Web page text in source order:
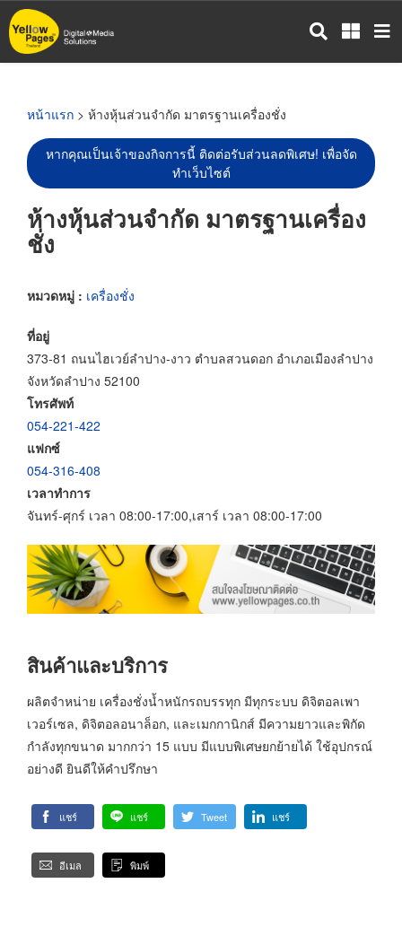
ข้าม
ไป
หน้าแรก > ห้างหุ้นส่วนจำกัด มาตรฐานเครื่องชั่ง
หากคุณเป็นเจ้าของกิจการนี้ ติดต่อรับส่วนลดพิเศษ! เพื่อจัด
ทำเว็บไซต์
ห้างหุ้นส่วนจำกัด มาตรฐานเครื่อง
ชั่ง
หมวดหมู่ : เครื่องชั่ง
ที่อยู่
373-81 ถนนไฮเวย์ลำปาง-งาว ตำบลสวนดอก อำเภอเมืองลำปาง
จังหวัดลำปาง 52100
โทรศัพท์
054-221-422
แฟกซ์
054-316-408
เวลาทำการ
จันทร์-ศุกร์ เวลา 08:00-17:00,เสาร์ เวลา 08:00-17:00
สินค้าและบริการ
ผลิตจำหน่าย เครื่องชั่งน้ำหนักรถบรรทุก มีทุกระบบ ดิจิตอลเพา
เวอร์เซล, ดิจิตอลอนาล็อก, และเมกกานิกส์ มีความยาวและพิกัด
กำลังทุกขนาด มากกว่า 15 แบบ มีแบบพิเศษยกย้ายได้ ใช้อุปกรณ์
อย่างดี ยินดีให้คำปรึกษา
แชร์ แชร์ Tweet แชร์
อีเมล พิมพ์